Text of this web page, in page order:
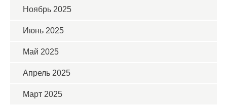
Ноябрь 2025
Июнь 2025
Май 2025
Апрель 2025
Март 2025